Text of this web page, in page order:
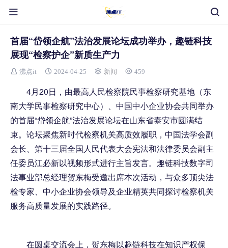
首届“岱领企航”法治发展论坛成功举办，趣链科技
展现“检察护企”新质生产力
沸点it 2024-04-25 新闻 459
4月20日，由最高人民检察院民事检察研究基地（东
南大学民事检察研究中心）、中国中小企业协会共同举办
的首届“岱领企航”法治发展论坛在山东省泰安市圆满结
束。论坛聚焦新时代检察机关高质效履职，中国法学会副
会长、第十三届全国人民代表大会宪法和法律委员会副主
任委员江必新以视频形式进行主旨发言。趣链科技数字司
法事业部总经理贺东梅受邀出席本次活动，与众多顶尖法
检专家、中小企业协会领导及企业精英共同探讨检察机关
服务高质量发展的实践路径。
在圆桌交流会上，贺东梅以趣链科技在知识产权保